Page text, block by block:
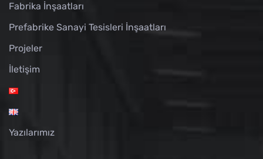
Fabrika İnşaatları
Prefabrike Sanayi Tesisleri İnşaatları
Projeler
İletişim
Yazılarımız